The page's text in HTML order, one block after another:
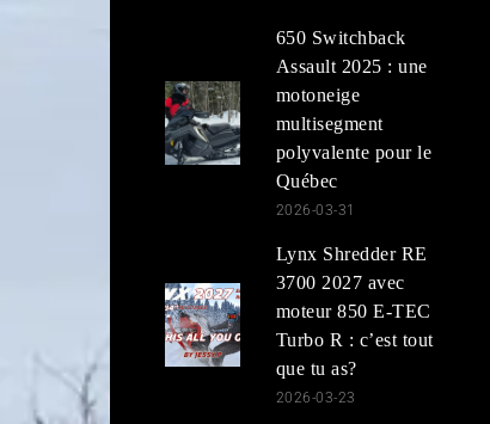
650 Switchback
Assault 2025 : une
motoneige
multisegment
polyvalente pour le
Québec
2026-03-31
Lynx Shredder RE
3700 2027 avec
moteur 850 E-TEC
Turbo R : c’est tout
que tu as?
2026-03-23